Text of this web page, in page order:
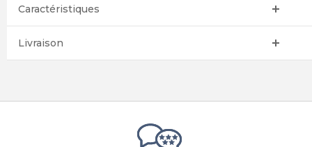
Caractéristiques
Livraison